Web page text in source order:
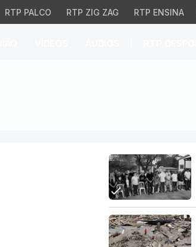
RTP PALCO RTP ZIG ZAG RTP ENSINA
cumprem